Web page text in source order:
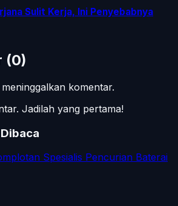
Sulit Kerja, Ini Penyebabnya
(0)
komentar.
Jadilah yang pertama!
Spesialis Pencurian Baterai